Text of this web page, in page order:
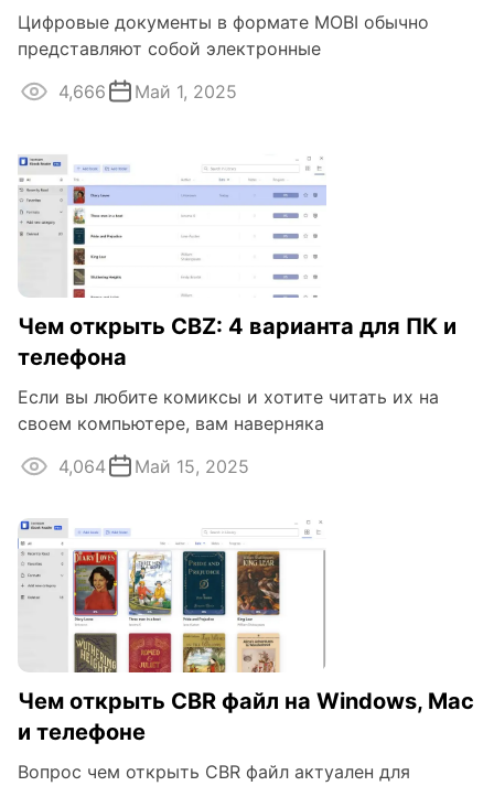
Цифровые документы в формате MOBI обычно
представляют собой электронные
4,666
Май 1, 2025
Чем открыть CBZ: 4 варианта для ПК и
телефона
Если вы любите комиксы и хотите читать их на
своем компьютере, вам наверняка
4,064
Май 15, 2025
Чем открыть CBR файл на Windows, Mac
и телефоне
Вопрос чем открыть CBR файл актуален для